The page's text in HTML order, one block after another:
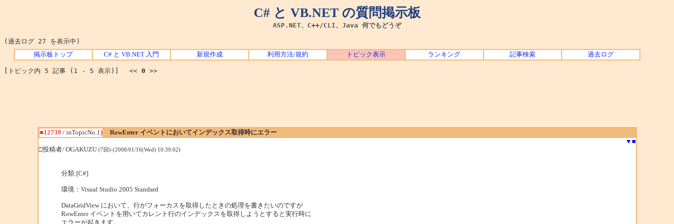
C# と VB.NET の質問掲示板
ASP.NET、C++/CLI、Java 何でもどうぞ
(過去ログ 27 を表示中)
掲示板トップ C# と VB.NET 入門 新規作成 利用方法/規約 トピック表示 ランキング 記事検索 過去ログ
[トピック内 5 記事 (1 - 5 表示)] << 0 >>
■12739 / inTopicNo.1)
RowEnter イベントにおいてインデックス取得時にエラー
▼ ■
□投稿者/ OGAKUZU (7回)-(2008/01/16(Wed) 10:39:02)
分類:[C#]
環境：Visual Studio 2005 Standard
DataGridView において、行がフォーカスを取得したときの処理を書きたいのですが
RowEnter イベントを用いてカレント行のインデックスを取得しようとすると実行時に
エラーが起きます。